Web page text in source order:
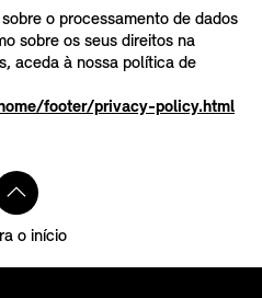
o processamento de dados
sobre os seus direitos na
aceda à nossa política de
footer/privacy-policy.html
o início